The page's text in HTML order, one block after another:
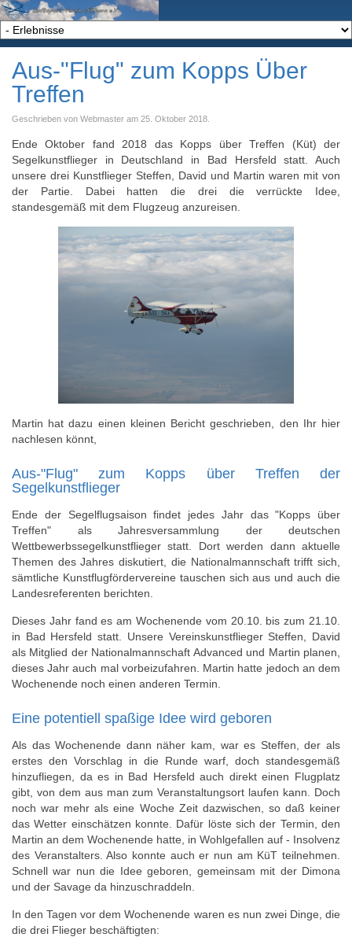
Aus-"Flug" zum Kopps Über
Treffen
Geschrieben von Webmaster am 25. Oktober 2018
Ende Oktober fand 2018 das Kopps über Treffen (Küt) der
Segelkunstflieger in Deutschland in Bad Hersfeld statt. Auch
unsere drei Kunstflieger Steffen, David und Martin waren mit von
der Partie. Dabei hatten die drei die verrückte Idee,
standesgemäß mit dem Flugzeug anzureisen.
Martin hat dazu einen kleinen Bericht geschrieben, den Ihr hier
nachlesen könnt,
Aus-"Flug" zum Kopps über Treffen der
Segelkunstflieger
Ende der Segelflugsaison findet jedes Jahr das "Kopps über
Treffen" als Jahresversammlung der deutschen
Wettbewerbssegelkunstflieger statt. Dort werden dann aktuelle
Themen des Jahres diskutiert, die Nationalmannschaft trifft sich,
sämtliche Kunstflugfördervereine tauschen sich aus und auch die
Landesreferenten berichten.
Dieses Jahr fand es am Wochenende vom 20.10. bis zum 21.10.
in Bad Hersfeld statt. Unsere Vereinskunstflieger Steffen, David
als Mitglied der Nationalmannschaft Advanced und Martin planen,
dieses Jahr auch mal vorbeizufahren. Martin hatte jedoch an dem
Wochenende noch einen anderen Termin.
Eine potentiell spaßige Idee wird geboren
Als das Wochenende dann näher kam, war es Steffen, der als
erstes den Vorschlag in die Runde warf, doch standesgemäß
hinzufliegen, da es in Bad Hersfeld auch direkt einen Flugplatz
gibt, von dem aus man zum Veranstaltungsort laufen kann. Doch
noch war mehr als eine Woche Zeit dazwischen, so daß keiner
das Wetter einschätzen konnte. Dafür löste sich der Termin, den
Martin an dem Wochenende hatte, in Wohlgefallen auf - Insolvenz
des Veranstalters. Also konnte auch er nun am KüT teilnehmen.
Schnell war nun die Idee geboren, gemeinsam mit der Dimona
und der Savage da hinzuschraddeln.
In den Tagen vor dem Wochenende waren es nun zwei Dinge, die
die drei Flieger beschäftigten: